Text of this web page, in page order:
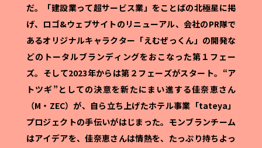
だ。「建設業って超サービス業」をことばの北極星に掲
げ、ロゴ&ウェブサイトのリニューアル、会社のPR隊で
あるオリジナルキャラクター「えむぜっくん」の開発な
どのトータルブランディングをおこなった第１フェー
ズ。そして2023年からは第２フェーズがスタート。“ア
トツギ”としての決意を新たにまい進する佳奈恵さん
（M・ZEC）が、自ら立ち上げたホテル事業「tateya」
プロジェクトの手伝いがはじまった。モンブランチーム
はアイデアを、佳奈恵さんは情熱を、たっぷり持ちよっ